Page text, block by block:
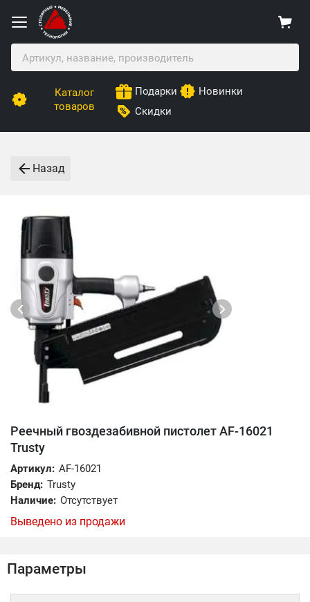
Каталог
товаров
Подарки
Новинки
Скидки
Назад
Реечный гвоздезабивной пистолет AF-16021
Trusty
Артикул: AF-16021
Бренд: Trusty
Наличие: Отсутствует
Выведено из продажи
Параметры